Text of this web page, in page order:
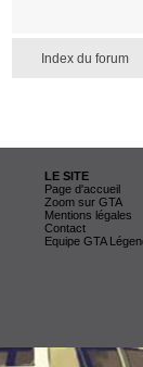
Index du forum
LE SITE
Page d'accueil
Zoom sur GTA
Mentions légales
Contact
Equipe GTA